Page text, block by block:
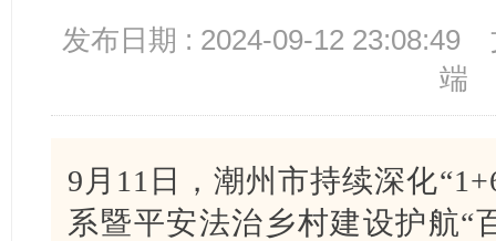
发布日期 : 2024-09-12 23:08:49
端
9月11日，潮州市持续深化
系暨平安法治乡村建设护航“